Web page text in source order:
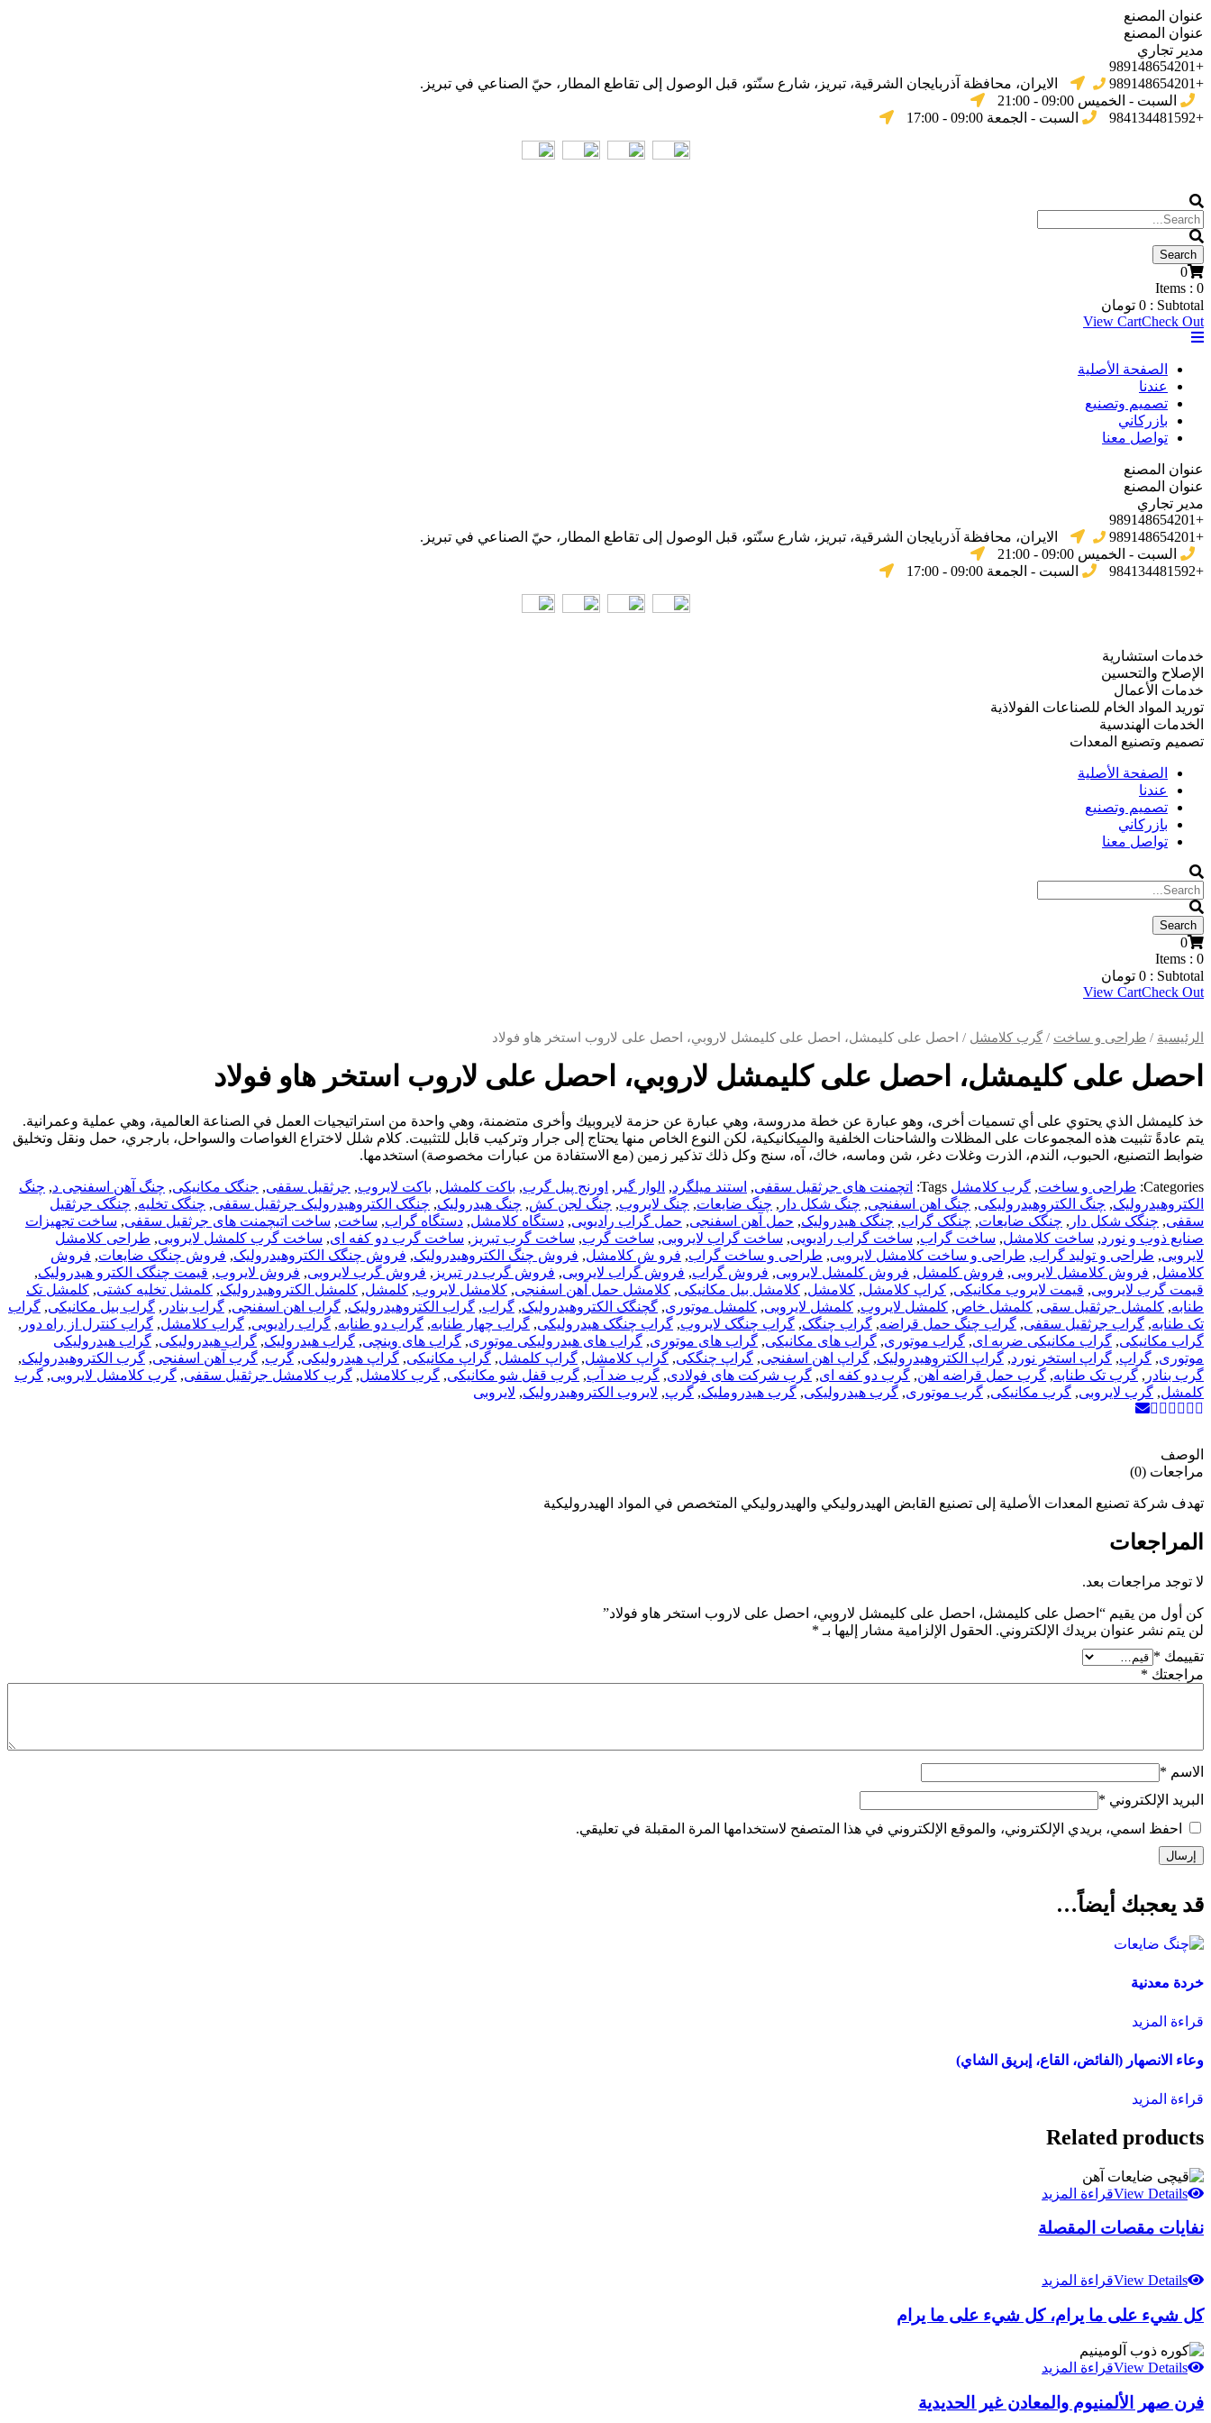
عنوان المصنع
عنوان المصنع
مدير تجاري
+989148654201
+989148654201
الایران، محافظة آذربایجان الشرقیة، تبریز، شارع سنّتو، قبل الوصول إلى تقاطع المطار، حيّ الصناعي في تبریز.
السبت - الخميس 09:00 - 21:00
+984134481592
السبت - الجمعة 09:00 - 17:00
0
Items : 0
Subtotal :
0 تومان
View CartCheck Out
الصفحة الأصلية
عندنا
تصميم وتصنيع
بازركاني
تواصل معنا
عنوان المصنع
عنوان المصنع
مدير تجاري
+989148654201
+989148654201
الایران، محافظة آذربایجان الشرقیة، تبریز، شارع سنّتو، قبل الوصول إلى تقاطع المطار، حيّ الصناعي في تبریز.
السبت - الخميس 09:00 - 21:00
+984134481592
السبت - الجمعة 09:00 - 17:00
خدمات استشارية
الإصلاح والتحسين
خدمات الأعمال
توريد المواد الخام للصناعات الفولاذية
الخدمات الهندسية
تصميم وتصنيع المعدات
الصفحة الأصلية
عندنا
تصميم وتصنيع
بازركاني
تواصل معنا
0
Items : 0
Subtotal :
0 تومان
View CartCheck Out
الرئيسية / طراحی و ساخت / گرب کلامشل / احصل على كليمشل، احصل على كليمشل لاروبي، احصل على لاروب استخر هاو فولاد
احصل على كليمشل، احصل على كليمشل لاروبي، احصل على لاروب استخر هاو فولاد
خذ كليمشل الذي يحتوي على أي تسميات أخرى، وهو عبارة عن خطة مدروسة، وهي عبارة عن حزمة لايروبيك وأخرى متضمنة، وهي واحدة من استراتيجيات العمل في الصناعة العالمية، وهي عملية وعمرانية.
يتم عادةً تثبيت هذه المجموعات على المظلات والشاحنات الخلفية والميكانيكية، لكن النوع الخاص منها يحتاج إلى جرار وتركيب قابل للتثبيت. كلام شلل لاختراع الغواصات والسواحل، بارجري، حمل ونقل وتخليق
ضوابط التصنيع، الحبوب، الندم، الذرت وغلات دغر، شن وماسه، خاك، آه، سنج وكل ذلك تذكير زمين (مع الاستفادة من عبارات مخصوصة) استخدمها.
Categories: طراحی و ساخت, گرب کلامشل Tags: اتچمنت های جرثقیل سقفی, استند میلگرد, الوار گیر , اورنج پیل گرب, باکت کلمشل, باکت لایروب, جرثقیل سقفی, جنگک مکانیکی, چنگ آهن اسفنجی د, چنگ
الکتروهیدرولیک, چنگ الکتروهیدرولیکی, چنگ اهن اسفنجی, چنگ شکل دار , چنگ ضایعات, چنگ لایروب, چنگ لجن کش, چنگ هیدرولیک, چنگک الکتروهیدرولیک جرثقیل سقفی, چنگک تخلیه, چنگک جرثقیل
سقفی, چنگک شکل دار , چنگک ضایعات, چنگک گراب, چنگک هیدرولیک, حمل آهن اسفنجی, حمل گراب رادیویی, دستگاه کلامشل, دستگاه گراب, ساخت, ساخت اتیچمنت های جرثقیل سقفی, ساخت تجهیزات
صنایع ذوب و نورد, ساخت کلامشل, ساخت گراب, ساخت گراب رادیویی, ساخت گراب لایروبی, ساخت گرب, ساخت گرب تبریز , ساخت گرب دو کفه ای, ساخت گرب کلمشل لایروبی, طراحی کلامشل
لایروبی, طراحی و تولید گراب, طراحی و ساخت کلامشل لایروبی, طراحی و ساخت گراب, فرو ش کلامشل, فروش چنگ الکتروهیدرولیک, فروش چنگک الکتروهیدرولیک, فروش چنگک ضایعات, فروش
کلامشل, فروش کلامشل لایروبی, فروش کلمشل, فروش کلمشل لایروبی, فروش گراب, فروش گراب لایروبی, فروش گرب در تبریز , فروش گرب لایروبی, فروش لایروب, قیمت چنگک الکترو هیدرولیک,
قیمت گرب لایروبی, قیمت لایروب مکانیکی, کراپ کلامشل, کلامشل, کلامشل بیل مکانیکی, کلامشل حمل آهن اسفنجی, کلامشل لایروب, کلمشل, کلمشل الکتروهیدرولیک, کلمشل تخلیه کشتی, کلمشل تک
طنابه, کلمشل جرثقیل سقی, کلمشل خاص, کلمشل لایروب, کلمشل لایروبی, کلمشل موتوری, گچنگک الکتروهیدرولیک, گراب, گراب الکتروهیدرولیک, گراب اهن اسفنجی, گراب بنادر , گراب بیل مکانیکی, گراب
تک طنابه, گراب جرثقیل سقفی, گراب چنگ حمل قراضه, گراب چنگک, گراب چنگک لایروب, گراب چنگک هیدرولیکی, گراب چهار طنابه, گراب دو طنابه, گراب رادیویی, گراب کلامشل, گراب کنترل از راه دور ,
گراب مکانیکی, گراب مکانیکی ضربه ای, گراب موتوری, گراب های مکانیکی, گراب های موتوری, گراب های هیدرولیکی موتوری, گراب های وینچی, گراب هیدرولیک, گراب هیدرولیکی, گراب هیدرولیکی
موتوری, گراپ, گراپ استخر نورد, گراپ الکتروهیدرولیک, گراپ اهن اسفنجی, گراپ چنگکی, گراپ کلامشل, گراپ کلمشل, گراپ مکانیکی, گراپ هیدرولیکی, گرب, گرب آهن اسفنجی, گرب الکتروهیدرولیک,
گرب بنادر , گرب تک طنابه, گرب حمل قراضه آهن, گرب دو کفه ای, گرب شرکت های فولادی, گرب ضد آب, گرب قفل شو مکانیکی, گرب کلامشل, گرب کلامشل جرثقیل سقفی, گرب کلامشل لایروبی, گرب
کلمشل, گرب لایروبی, گرب مکانیکی, گرب موتوری, گرب هیدرولیکی, گرب هیدروملیک, گرپ, لایروب الکتروهیدرولیک, لایروبی
الوصف
مراجعات (0)
تهدف شركة تصنيع المعدات الأصلية إلى تصنيع القابض الهيدروليكي والهيدروليكي المتخصص في المواد الهيدروليكية
المراجعات
لا توجد مراجعات بعد.
كن أول من يقيم “احصل على كليمشل، احصل على كليمشل لاروبي، احصل على لاروب استخر هاو فولاد”
لن يتم نشر عنوان بريدك الإلكتروني. الحقول الإلزامية مشار إليها بـ *
تقييمك *
مراجعتك *
الاسم *
البريد الإلكتروني *
احفظ اسمي، بريدي الإلكتروني، والموقع الإلكتروني في هذا المتصفح لاستخدامها المرة المقبلة في تعليقي.
قد يعجبك أيضاً…
خردة معدنية
قراءة المزيد
وعاء الانصهار (الفائض، القاع، إبريق الشاي)
قراءة المزيد
Related products
View Detailsقراءة المزيد
نفايات مقصات المقصلة
View Detailsقراءة المزيد
كل شيء على ما يرام، كل شيء على ما يرام
View Detailsقراءة المزيد
فرن صهر الألمنيوم والمعادن غير الحديدية